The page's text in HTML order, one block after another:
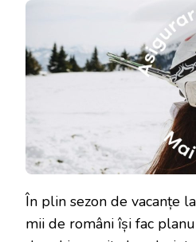
În plin sezon de vacanțe
mii de români își fac